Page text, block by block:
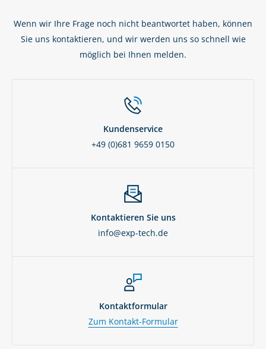
Wenn wir Ihre Frage noch nicht beantwortet haben, können
Sie uns kontaktieren, und wir werden uns so schnell wie
möglich bei Ihnen melden.
Kundenservice
+49 (0)681 9659 0150
Kontaktieren Sie uns
info@exp-tech.de
Kontaktformular
Zum Kontakt-Formular